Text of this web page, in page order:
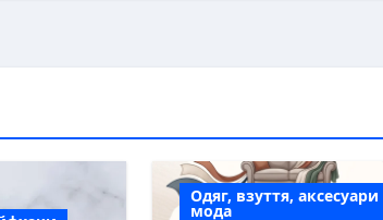
Одяг, взуття, аксесуари
мода